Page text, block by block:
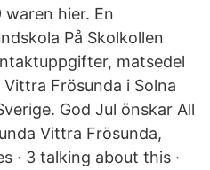
waren hier. En
På Skolkollen
matsedel
Frösunda i Solna
God Jul önskar All
Vittra Frösunda,
· 3 talking about this ·